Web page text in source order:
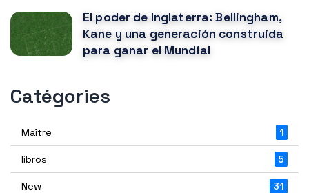
El poder de Inglaterra: Bellingham,
Kane y una generación construida
para ganar el Mundial
Catégories
Maître 1
libros 5
New 31